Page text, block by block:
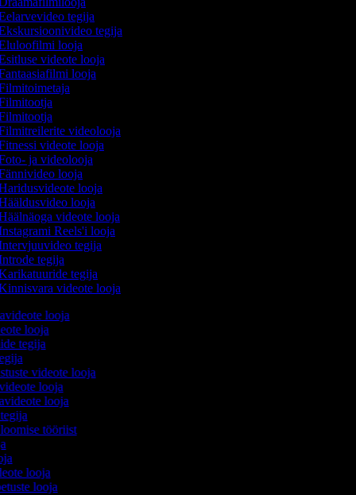
tegija
tegija
looja
videote looja
looja
videolooja
videote looja
ja videolooja
looja
looja
looja
videote looja
Reels'i looja
tegija
tegija
tegija
videote looja
looja
looja
tegija
videote looja
looja
looja
tööriist
looja
looja